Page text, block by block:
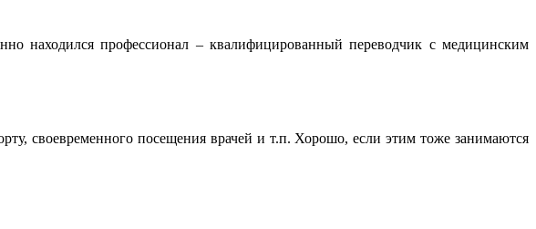
находился профессионал – квалифицированный переводчик с медицинским
своевременного посещения врачей и т.п. Хорошо, если этим тоже занимаются